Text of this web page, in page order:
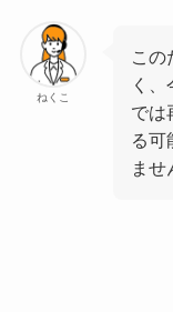
ねくこ
この
く
では
る可
ませ